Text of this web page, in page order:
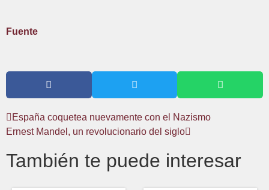
Fuente
España coquetea nuevamente con el Nazismo
Ernest Mandel, un revolucionario del siglo
También te puede interesar